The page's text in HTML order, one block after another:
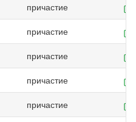
причастие
причастие
причастие
причастие
причастие